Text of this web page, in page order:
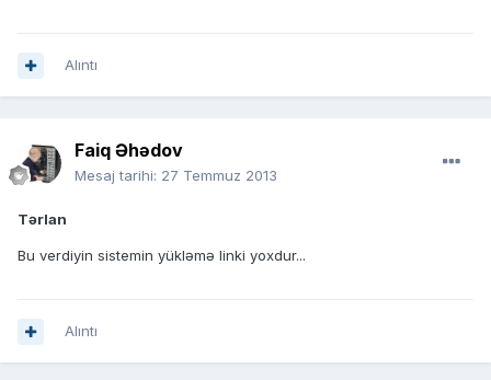
Alıntı
Faiq Əhədov
Mesaj tarihi: 27 Temmuz 2013
Tərlan
Bu verdiyin sistemin yükləmə linki yoxdur...
Alıntı